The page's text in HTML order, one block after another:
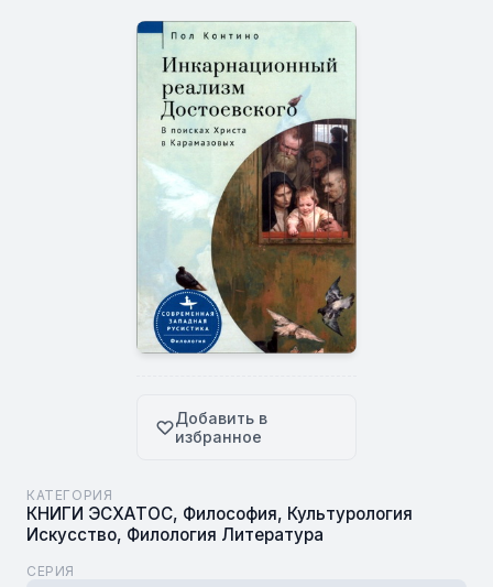
Добавить в
избранное
КАТЕГОРИЯ
КНИГИ ЭСХАТОС, Философия, Культурология
Искусство, Филология Литература
СЕРИЯ